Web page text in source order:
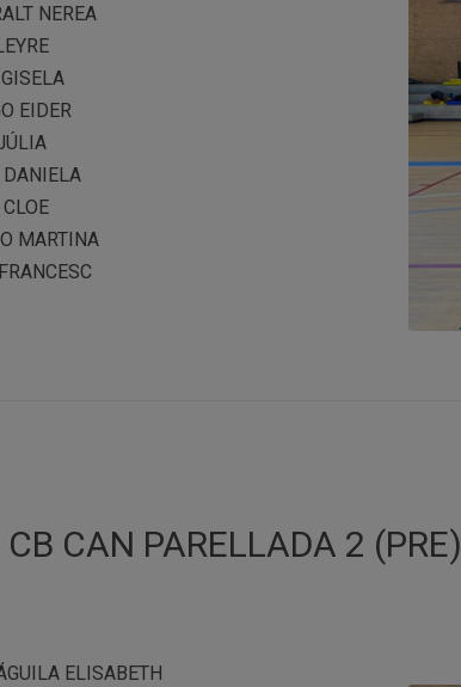
NEREA
GISELA
EIDER
DANIELA
CLOE
MARTINA
FRANCESC
CB CAN PARELLADA 2 (PRE)
ELISABETH